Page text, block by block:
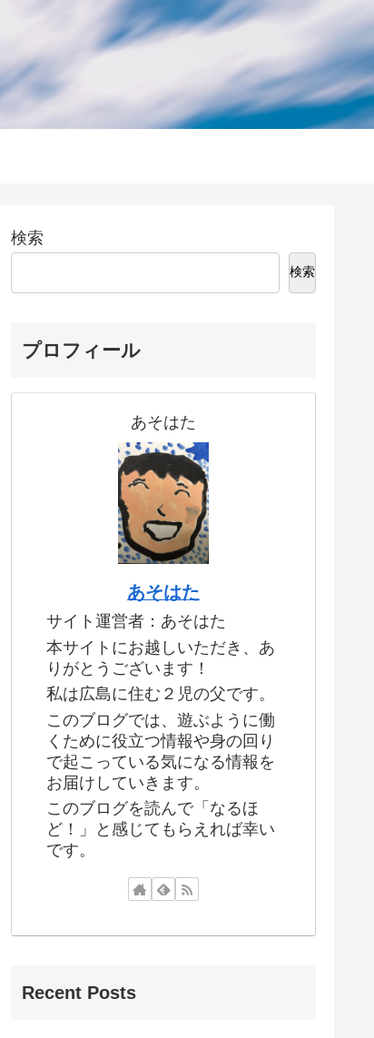
検索
検索
プロフィール
あそはた
あそはた
サイト運営者：あそはた
本サイトにお越しいただき、あ
りがとうございます！
私は広島に住む２児の父です。
このブログでは、遊ぶように働
くために役立つ情報や身の回り
で起こっている気になる情報を
お届けしていきます。
このブログを読んで「なるほ
ど！」と感じてもらえれば幸い
です。
Recent Posts